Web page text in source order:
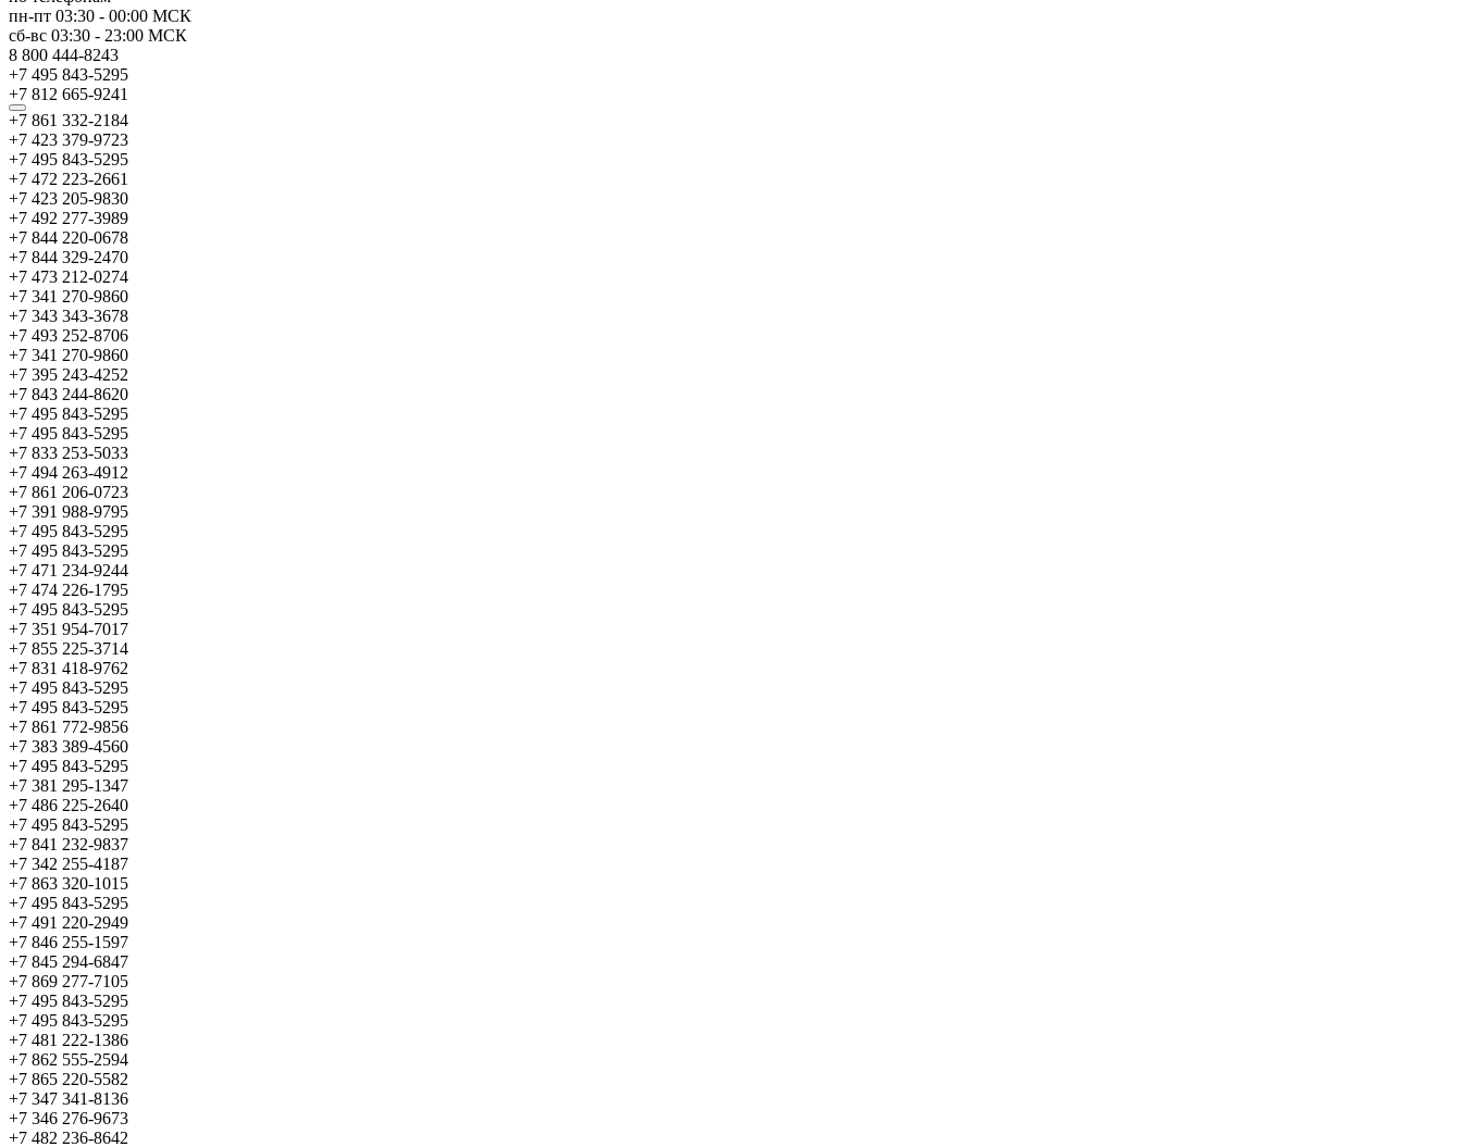
пн-пт 03:30 - 00:00 МСК
сб-вс 03:30 - 23:00 МСК
8 800 444-8243
+7 495 843-5295
+7 812 665-9241
+7 861 332-2184
+7 423 379-9723
+7 495 843-5295
+7 472 223-2661
+7 423 205-9830
+7 492 277-3989
+7 844 220-0678
+7 844 329-2470
+7 473 212-0274
+7 341 270-9860
+7 343 343-3678
+7 493 252-8706
+7 341 270-9860
+7 395 243-4252
+7 843 244-8620
+7 495 843-5295
+7 495 843-5295
+7 833 253-5033
+7 494 263-4912
+7 861 206-0723
+7 391 988-9795
+7 495 843-5295
+7 495 843-5295
+7 471 234-9244
+7 474 226-1795
+7 495 843-5295
+7 351 954-7017
+7 855 225-3714
+7 831 418-9762
+7 495 843-5295
+7 495 843-5295
+7 861 772-9856
+7 383 389-4560
+7 495 843-5295
+7 381 295-1347
+7 486 225-2640
+7 495 843-5295
+7 841 232-9837
+7 342 255-4187
+7 863 320-1015
+7 495 843-5295
+7 491 220-2949
+7 846 255-1597
+7 845 294-6847
+7 869 277-7105
+7 495 843-5295
+7 495 843-5295
+7 481 222-1386
+7 862 555-2594
+7 865 220-5582
+7 347 341-8136
+7 346 276-9673
+7 482 236-8642